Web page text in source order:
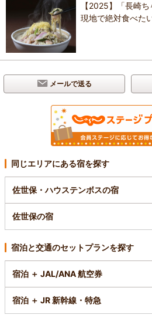
【2025】「長崎
現地で絶対食べた
メールで送る
同じエリアにある宿を探す
佐世保・ハウステンボスの宿
佐世保の宿
宿泊と交通のセットプランを探す
宿泊 ＋ JAL/ANA 航空券
宿泊 ＋ JR 新幹線・特急